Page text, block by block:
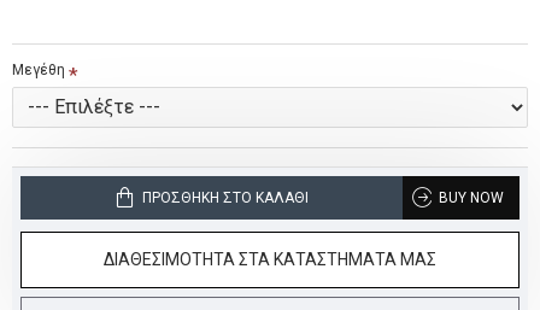
Μεγέθη
ΠΡΟΣΘΉΚΗ ΣΤΟ ΚΑΛΆΘΙ BUY NOW
ΔΙΑΘΕΣΙΜΟΤΗΤΑ ΣΤΑ ΚΑΤΑΣΤΗΜΑΤΑ ΜΑΣ